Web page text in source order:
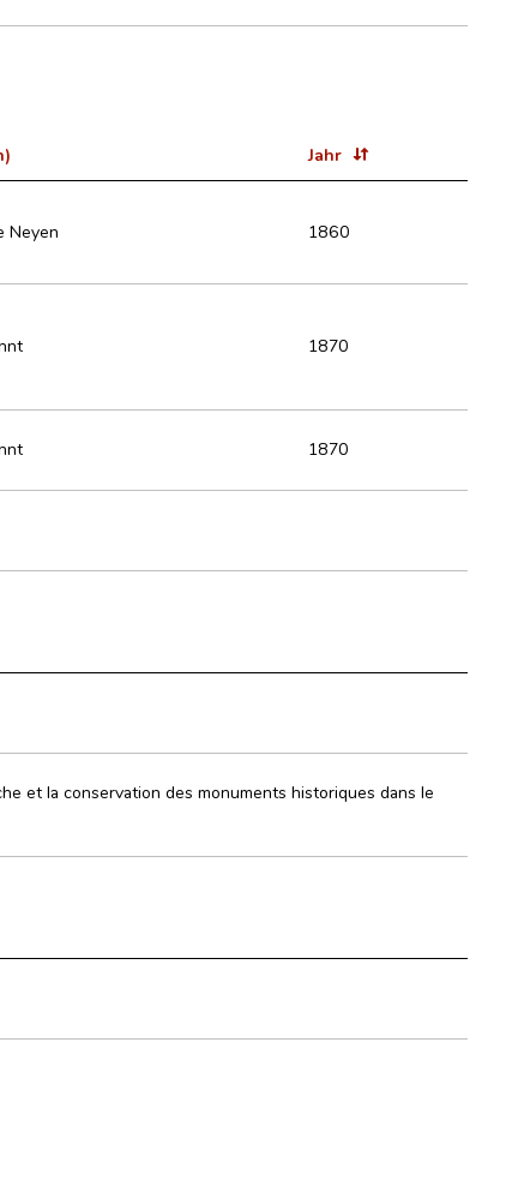
Jahr
Neyen 1860
1870
1870
et la conservation des monuments historiques dans le